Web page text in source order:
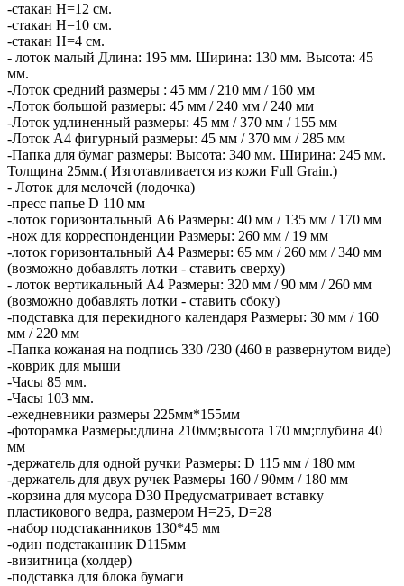
-стакан H=12 см.
-стакан H=10 см.
-стакан H=4 см.
- лоток малый Длина: 195 мм. Ширина: 130 мм. Высота: 45
мм.
-Лоток средний размеры : 45 мм / 210 мм / 160 мм
-Лоток большой размеры: 45 мм / 240 мм / 240 мм
-Лоток удлиненный размеры: 45 мм / 370 мм / 155 мм
-Лоток А4 фигурный размеры: 45 мм / 370 мм / 285 мм
-Папка для бумаг размеры: Высота: 340 мм. Ширина: 245 мм.
Толщина 25мм.( Изготавливается из кожи Full Grain.)
- Лоток для мелочей (лодочка)
-пресс папье D 110 мм
-лоток горизонтальный А6 Размеры: 40 мм / 135 мм / 170 мм
-нож для корреспонденции Размеры: 260 мм / 19 мм
-лоток горизонтальный А4 Размеры: 65 мм / 260 мм / 340 мм
(возможно добавлять лотки - ставить сверху)
- лоток вертикальный А4 Размеры: 320 мм / 90 мм / 260 мм
(возможно добавлять лотки - ставить сбоку)
-подставка для перекидного календаря Размеры: 30 мм / 160
мм / 220 мм
-Папка кожаная на подпись 330 /230 (460 в развернутом виде)
-коврик для мыши
-Часы 85 мм.
-Часы 103 мм.
-ежедневники размеры 225мм*155мм
-фоторамка Размеры:длина 210мм;высота 170 мм;глубина 40
мм
-держатель для одной ручки Размеры: D 115 мм / 180 мм
-держатель для двух ручек Размеры 160 / 90мм / 180 мм
-корзина для мусора D30 Предусматривает вставку
пластикового ведра, размером H=25, D=28
-набор подстаканников 130*45 мм
-один подстаканник D115мм
-визитница (холдер)
-подставка для блока бумаги